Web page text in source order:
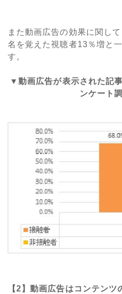
また動画広告の効果に関し
名を覚えた視聴者13％増と
す。
▼動画広告が表示された記
ンケート
【2】動画広告はコンテンツ